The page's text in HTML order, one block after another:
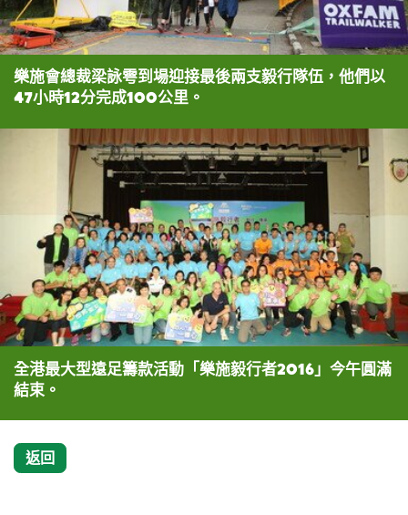
樂施會總裁梁詠雩到場迎接最後兩支毅行隊伍，他們以
47小時12分完成100公里。
全港最大型遠足籌款活動「樂施毅行者2016」今午圓滿
結束。
返回